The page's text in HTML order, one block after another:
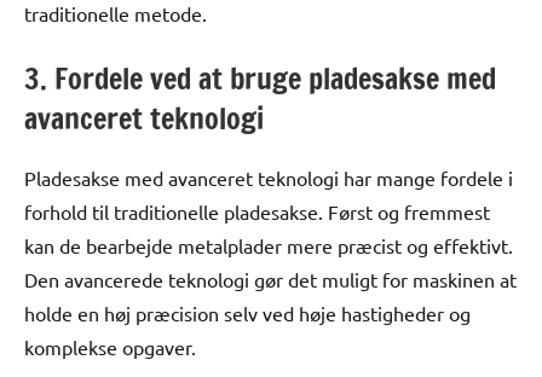
traditionelle metode.
3. Fordele ved at bruge pladesakse med
avanceret teknologi
Pladesakse med avanceret teknologi har mange fordele i
forhold til traditionelle pladesakse. Først og fremmest
kan de bearbejde metalplader mere præcist og effektivt.
Den avancerede teknologi gør det muligt for maskinen at
holde en høj præcision selv ved høje hastigheder og
komplekse opgaver.